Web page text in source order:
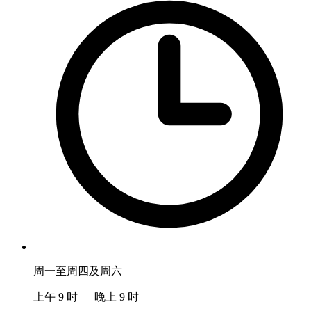
周一至周四及周六
上午 9 时 — 晚上 9 时